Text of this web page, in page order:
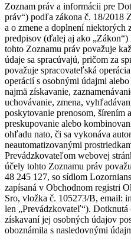
Zoznam práv a informácii pre
práv“) podľa zákona č. 18/2018
a o zmene a doplnení niektorých
predpisov (ďalej aj ako
tohto Zoznamu práv považuje
údaje sa spracúvajú, pričom za
považuje spracovateľská
operácií s osobnými údajmi
najmä získavanie,
uchovávanie, zmena,
poskytovanie prenosom, šírením
preskupovanie alebo
ohľadu nato, či sa vykonáva
neautomatizovanými
Prevádzkovateľom webovej
účely tohto Zoznamu práv
48 245 127, so sídlom
zapísaná v Obchodnom registri
Sro, vložka č. 105273/B, email:
len „Prevádzkovateľ“).
získavaní jej osobných údajov
oboznámila s nasledovnými